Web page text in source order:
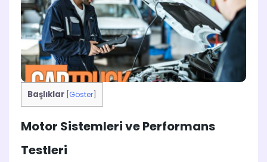
Başlıklar Göster
Motor Sistemleri ve Performans
Testleri